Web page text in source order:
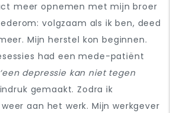
meer opnemen met mijn broer
volgzaam als ik ben, deed
Mijn herstel kon beginnen.
had een mede-patiënt
‘een depressie kan niet tegen
gemaakt. Zodra ik
aan het werk. Mijn werkgever